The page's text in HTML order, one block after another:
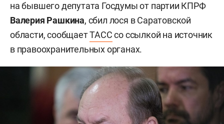
на бывшего депутата Госдумы от партии КПРФ
Валерия Рашкина, сбил лося в Саратовской
области, сообщаетТАССсо ссылкой на источник
в правоохранительных органах.